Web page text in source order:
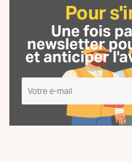
Pour
Une fois
newsletter
et anticiper
m'inscris
à